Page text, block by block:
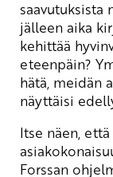
jälleen aika
kehittää
eteenpäin?
hätä, meidän
näyttäisi
Itse näen,
Forssan